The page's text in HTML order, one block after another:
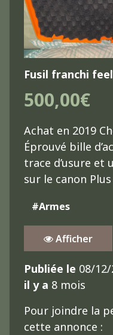
Fusil franchi
500,00€
Achat en 2019
Éprouvé bille
trace d’usure et
sur le canon
#Armes
Afficher
Publiée le 08/
il y a 8 mois
Pour joindre la
cette annonce :